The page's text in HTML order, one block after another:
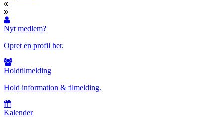
Nyt medlem?
Opret en profil her.
Holdtilmelding
Hold information & tilmelding.
Kalender